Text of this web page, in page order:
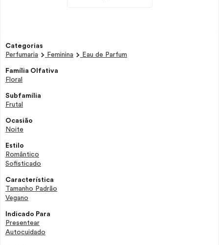
Categorias
Perfumaria
Feminina Eau de Parfum
Família Olfativa
Floral
Subfamília
Frutal
Ocasião
Noite
Estilo
Romântico
Sofisticado
Característica
Tamanho Padrão
Vegano
Indicado Para
Presentear
Autocuidado